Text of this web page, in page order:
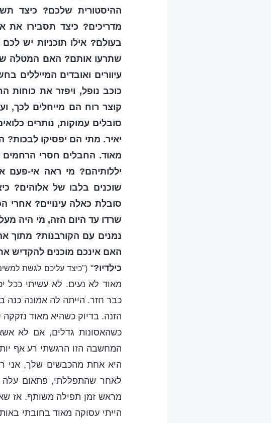
ההיסטורית שלכם? כיצד
מדריכים? כיצד תסבירו את
בעולם? אילו תוכניות יש
שתרעו אותם? האם המטלה
עיוורים ואובדים
כוכב נופל, ויפזר את כוחות
קוצר רוח הם מייחלים לכך,
סובלים עמוקות, נותרים
יאיר. מתי הם יפסיקו
מאוד. החבלים חסרי
יללותיהם? מי ראה אי-
שוכנים בלבו של אלוהים?
סובלת כאלה עינויים? אחרי
שרדו עד היום הזה, מי היה
נמנים עם הקורבנות? מתוך
האם אינכם מוכנים להקדיש
כילדיו?"("כיצד עליכם לגשת
מאוד לא נעים. לא עשיתי ככל
כבר חזר. הייתה לה אמונה כנה
הזנה. בדיוק כשהיא מאוד
כשהאסונות גדלים, אם לא
המחשבה הזו הרגשתי רע אף
היא אחת מהכבשים שלך, אני
לאחר שהתפללתי, פתאום עלה
מראש זמן תפילה משותף. אז